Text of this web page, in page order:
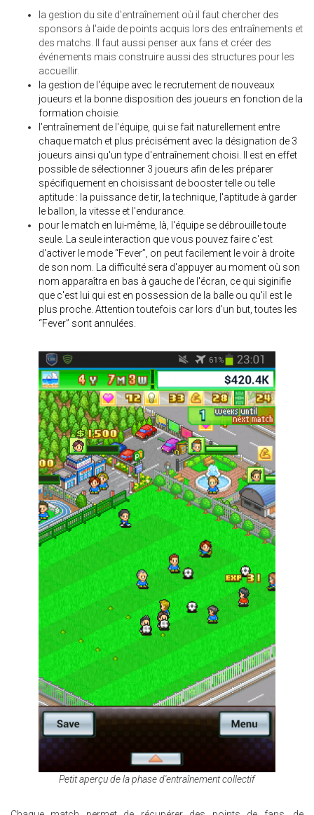
la gestion du site d'entraînement où il faut chercher des
sponsors à l'aide de points acquis lors des entraînements et
des matchs. Il faut aussi penser aux fans et créer des
événements mais construire aussi des structures pour les
accueillir.
la gestion de l'équipe avec le recrutement de nouveaux
joueurs et la bonne disposition des joueurs en fonction de la
formation choisie.
l'entraînement de l'équipe, qui se fait naturellement entre
chaque match et plus précisément avec la désignation de 3
joueurs ainsi qu'un type d'entraînement choisi. Il est en effet
possible de sélectionner 3 joueurs afin de les préparer
spécifiquement en choisissant de booster telle ou telle
aptitude : la puissance de tir, la technique, l'aptitude à garder
le ballon, la vitesse et l'endurance.
pour le match en lui-même, là, l'équipe se débrouille toute
seule. La seule interaction que vous pouvez faire c'est
d'activer le mode “Fever”, on peut facilement le voir à droite
de son nom. La difficulté sera d'appuyer au moment où son
nom apparaîtra en bas à gauche de l'écran, ce qui siginifie
que c'est lui qui est en possession de la balle ou qu'il est le
plus proche. Attention toutefois car lors d'un but, toutes les
“Fever” sont annulées.
Petit aperçu de la phase d'entraînement collectif